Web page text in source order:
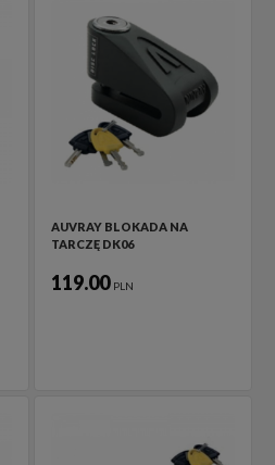
AUVRAY BLOKADA NA
TARCZĘ DK06
119.00 PLN